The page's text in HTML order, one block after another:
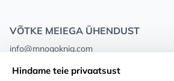
VÕTKE MEIEGA ÜHENDUST
info@mnogoknig.com
Rīga, Augusta Deglava 69d, LV-1082
Hindame teie privaatsust